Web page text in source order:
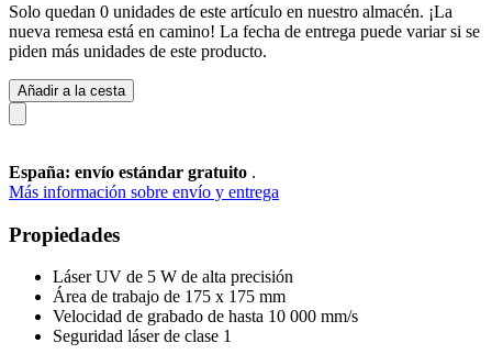
Solo quedan 0 unidades de este artículo en nuestro almacén. ¡La
nueva remesa está en camino! La fecha de entrega puede variar si se
piden más unidades de este producto.
Añadir a la cesta
España: envío estándar gratuito .
Más información sobre envío y entrega
Propiedades
Láser UV de 5 W de alta precisión
Área de trabajo de 175 x 175 mm
Velocidad de grabado de hasta 10 000 mm/s
Seguridad láser de clase 1